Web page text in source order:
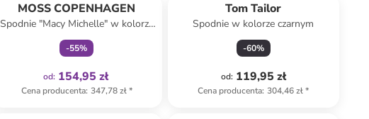
MOSS COPENHAGEN
Spodnie "Macy Michelle" w kolorze
czarnym
-55%
od: 154,95 zł
Cena producenta: 347,78 zł*
Tom Tailor
Spodnie w kolorze czarnym
-60%
od: 119,95 zł
Cena producenta: 304,46 zł*